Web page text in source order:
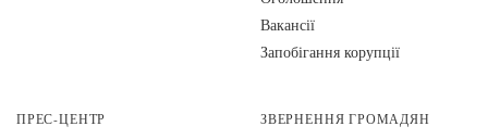
Вакансії
Запобігання корупції
ПРЕС-ЦЕНТР ЗВЕРНЕННЯ ГРОМАДЯН